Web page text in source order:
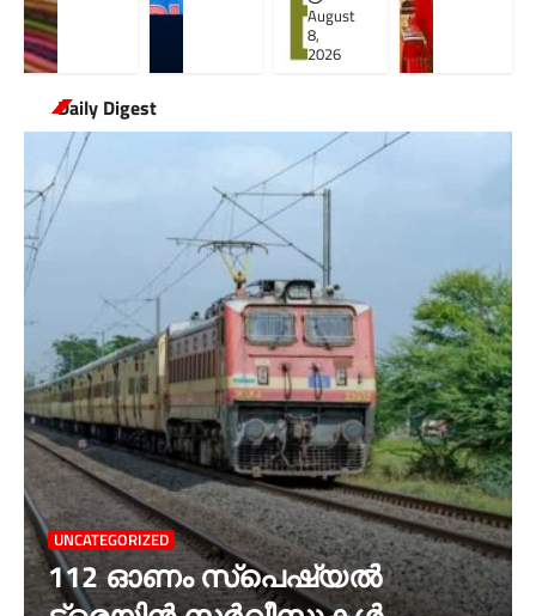
August
8,
2026
Daily Digest
UNCATEGORIZED
112 ഓണം സ്പെഷ്യൽ